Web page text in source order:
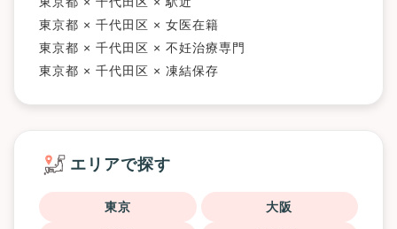
東京都 × 千代田区 × 女医在籍
東京都 × 千代田区 × 不妊治療専門
東京都 × 千代田区 × 凍結保存
エリアで探す
東京 大阪